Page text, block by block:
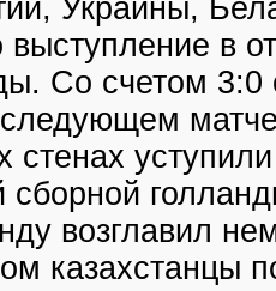
Украины,
в
Со счетом
стенах
возглавил
казахстанцы